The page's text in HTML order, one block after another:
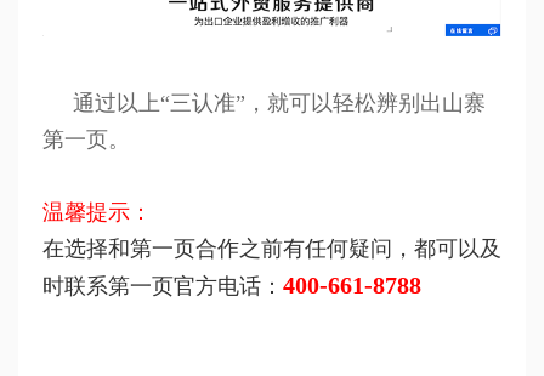
通过以上“三认准”，就可以轻松辨别出山寨
第一页。
温馨提示：
在选择和第一页合作之前有任何疑问，都可以及
时联系第一页官方电话： 400-661-8788